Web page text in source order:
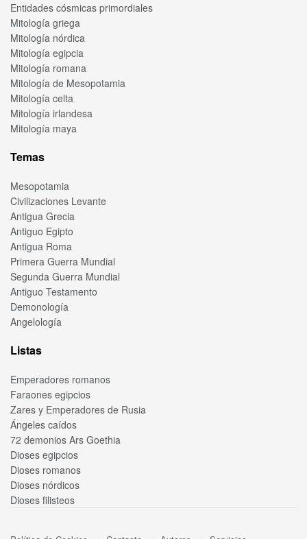
Entidades cósmicas primordiales
Mitología griega
Mitología nórdica
Mitología egipcia
Mitología romana
Mitología de Mesopotamia
Mitología celta
Mitología irlandesa
Mitología maya
Temas
Mesopotamia
Civilizaciones Levante
Antigua Grecia
Antiguo Egipto
Antigua Roma
Primera Guerra Mundial
Segunda Guerra Mundial
Antiguo Testamento
Demonología
Angelología
Listas
Emperadores romanos
Faraones egipcios
Zares y Emperadores de Rusia
Ángeles caídos
72 demonios Ars Goethia
Dioses egipcios
Dioses romanos
Dioses nórdicos
Dioses filisteos